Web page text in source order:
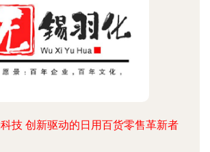
技 创新驱动的日用百货零售革新者